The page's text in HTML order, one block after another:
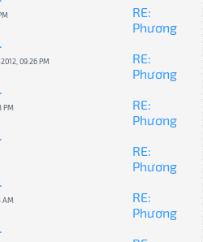
RE:
Phương
09:26 PM
RE:
Phương
PM
RE:
Phương
RE:
Phương
AM
RE:
Phương